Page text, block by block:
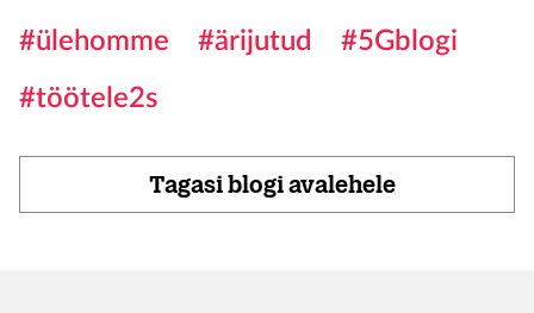
#ülehomme
#ärijutud
#5Gblogi
#töötele2s
Tagasi blogi avalehele